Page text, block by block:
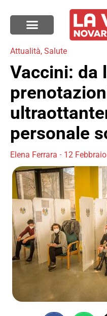
Attualità, Salute
Vaccini: da
personale
Elena Ferrara 12